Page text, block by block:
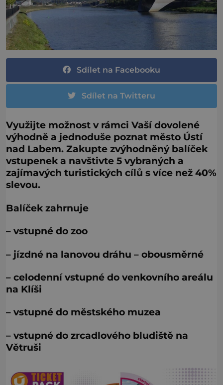
Sdílet na Facebooku
Sdílet na Twitteru
Využijte možnost v rámci Vaší dovolené
výhodně a jednoduše poznat město Ústí
nad Labem. Zakupte zvýhodněný balíček
vstupenek a navštivte 5 vybraných a
zajímavých turistických cílů s více než 40%
slevou.
Balíček zahrnuje
– vstupné do zoo
– jízdné na lanovou dráhu – obousměrné
– celodenní vstupné do venkovního areálu
na Klíši
– vstupné do městského muzea
– vstupné do zrcadlového bludiště na
Větruši